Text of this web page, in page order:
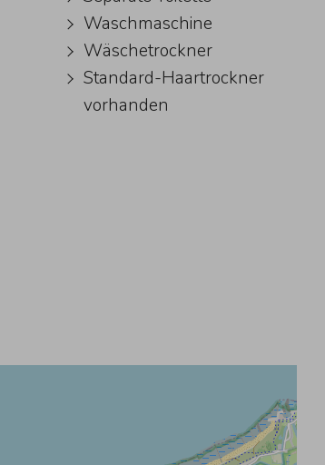
Waschmaschine
Wäschetrockner
Standard-Haartrockner
vorhanden